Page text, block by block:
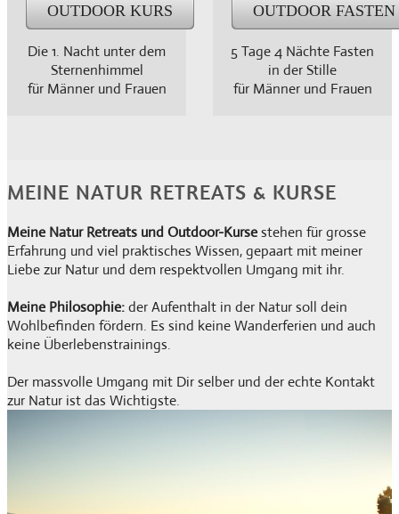
OUTDOOR KURS
Die 1. Nacht unter dem
Sternenhimmel
für Männer und Frauen
OUTDOOR FASTEN
5 Tage 4 Nächte Fasten
in der Stille
für Männer und Frauen
MEINE NATUR RETREATS & KURSE
Meine Natur Retreats und Outdoor-Kursestehen für grosse
Erfahrung und viel praktisches Wissen, gepaart mit meiner
Liebe zur Natur und dem respektvollen Umgang mit ihr.
Meine Philosophie:der Aufenthalt in der Natur soll dein
Wohlbefinden fördern. Es sind keine Wanderferien und auch
keine Überlebenstrainings.
Der massvolle Umgang mit Dir selber und der echte Kontakt
zur Natur ist das Wichtigste.